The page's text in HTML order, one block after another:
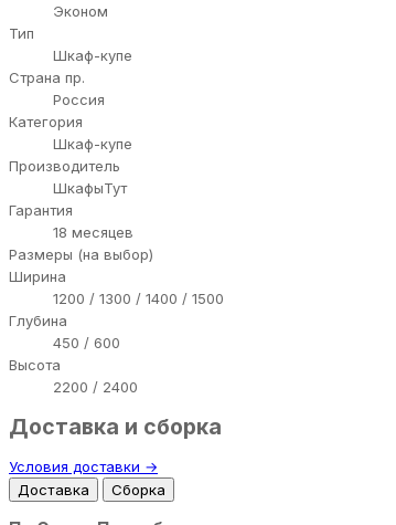
Эконом
Тип
Шкаф-купе
Страна пр.
Россия
Категория
Шкаф-купе
Производитель
ШкафыТут
Гарантия
18 месяцев
Размеры (на выбор)
Ширина
1200 / 1300 / 1400 / 1500
Глубина
450 / 600
Высота
2200 / 2400
Доставка и сборка
Условия доставки →
Доставка
Сборка